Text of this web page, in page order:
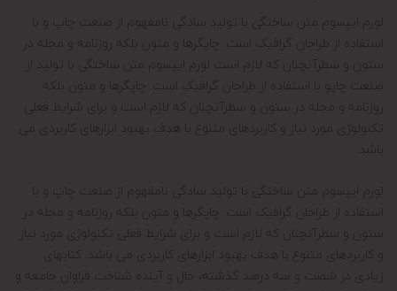
لورم ایپسوم متن ساختگی با تولید سادگی نامفهوم از صنعت چاپ و با
استفاده از طراحان گرافیک است. چاپگرها و متون بلکه روزنامه و مجله در
ستون و سطرآنچنان که لازم است لورم ایپسوم متن ساختگی با تولید
صنعت چاپ و با استفاده از طراحان گرافیک است. چاپگرها و متون بلکه
روزنامه و مجله در ستون و سطرآنچنان که لازم است و برای شرایط فعلی
تکنولوژی مورد نیاز و کاربردهای متنوع با هدف بهبود ابزارهای کاربردی می
باشد.
لورم ایپسوم متن ساختگی با تولید سادگی نامفهوم از صنعت چاپ و با
استفاده از طراحان گرافیک است. چاپگرها و متون بلکه روزنامه و مجله در
ستون و سطرآنچنان که لازم است و برای شرایط فعلی تکنولوژی مورد نیاز
و کاربردهای متنوع با هدف بهبود ابزارهای کاربردی می باشد. کتابهای
زیادی در شصت و سه درصد گذشته، حال و آینده شناخت فراوان جامعه و